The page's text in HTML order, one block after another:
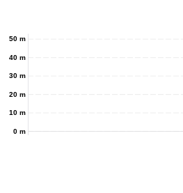
0 m
10 m
20 m
30 m
40 m
50 m